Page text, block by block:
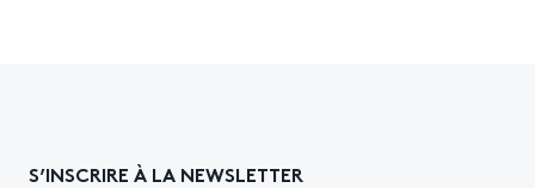
S’INSCRIRE À LA NEWSLETTER